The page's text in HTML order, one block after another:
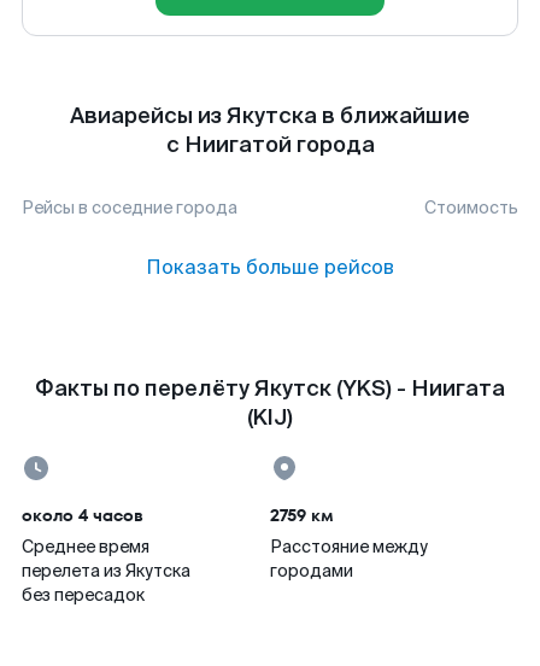
Авиарейсы из Якутска в ближайшие
с Ниигатой города
Рейсы в соседние города Стоимость
Показать больше рейсов
Факты по перелёту Якутск (YKS) - Ниигата
(KIJ)
около 4 часов
Среднее время
перелета из Якутска
без пересадок
2759 км
Расстояние между
городами